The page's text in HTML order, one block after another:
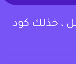
، خذلك كود